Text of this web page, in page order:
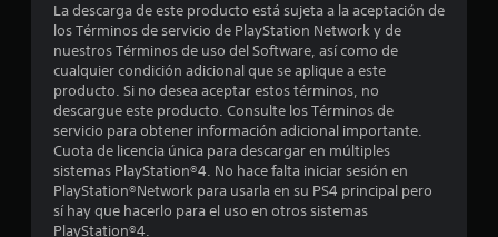
a
s
e
La descarga de este producto está sujeta a la aceptación de
los Términos de servicio de PlayStation Network y de
nuestros Términos de uso del Software, así como de
cualquier condición adicional que se aplique a este
producto. Si no desea aceptar estos términos, no
descargue este producto. Consulte los Términos de
servicio para obtener información adicional importante.
Cuota de licencia única para descargar en múltiples
sistemas PlayStation®4. No hace falta iniciar sesión en
PlayStation®Network para usarla en su PS4 principal pero
sí hay que hacerlo para el uso en otros sistemas
PlayStation®4.